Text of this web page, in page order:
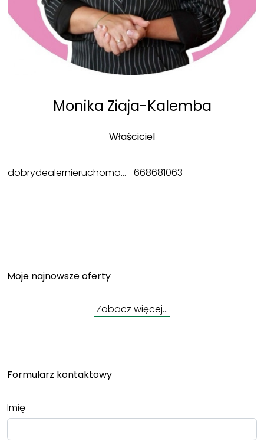
Monika Ziaja-Kalemba
Właściciel
dobrydealernieruchomosci@gmail.com 668681063
Moje najnowsze oferty
Zobacz więcej…
Formularz kontaktowy
Imię